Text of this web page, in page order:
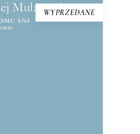
WYPRZEDANE